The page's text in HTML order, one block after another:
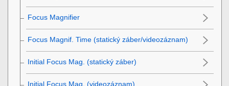
Focus Magnifier
Focus Magnif. Time (statický záber/videozáznam)
Initial Focus Mag. (statický záber)
Initial Focus Mag. (videozáznam)